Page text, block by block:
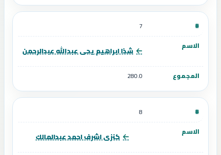
7
شذا ابراهيم يحى عبدالله عبدالرحمن
280.0
8
كنزى اشرف احمد عبدالمالك